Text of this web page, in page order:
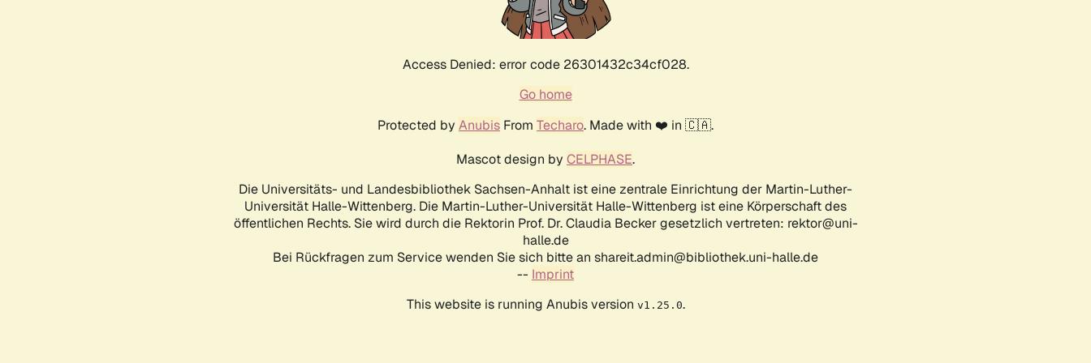
Access Denied: error code 26301432c34cf028.
Go home
Protected by Anubis From Techaro. Made with ❤️ in 🇨🇦.
Mascot design by CELPHASE.
Die Universitäts- und Landesbibliothek Sachsen-Anhalt ist eine zentrale Einrichtung der Martin-Luther-
Universität Halle-Wittenberg. Die Martin-Luther-Universität Halle-Wittenberg ist eine Körperschaft des
öffentlichen Rechts. Sie wird durch die Rektorin Prof. Dr. Claudia Becker gesetzlich vertreten: rektor@uni-
halle.de
Bei Rückfragen zum Service wenden Sie sich bitte an shareit.admin@bibliothek.uni-halle.de
-- Imprint
This website is running Anubis version v1.25.0.